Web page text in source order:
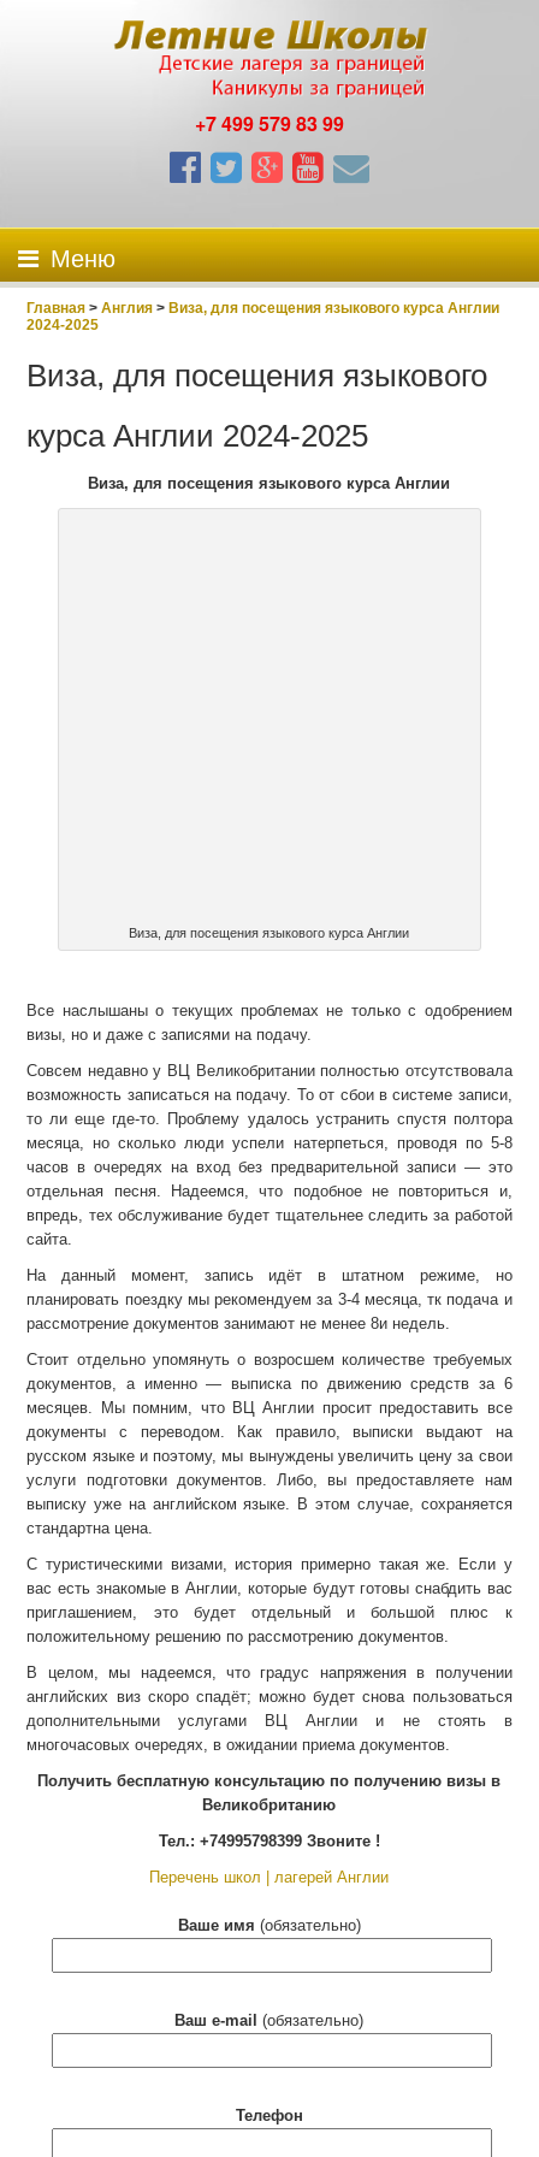
+7 499 579 83 99
Меню
Главная >Англия > Виза, для посещения языкового курса Англии
2024-2025
Виза, для посещения языкового
курса Англии 2024-2025
Виза, для посещения языкового курса Англии
Виза, для посещения языкового курса Англии
Все наслышаны о текущих проблемах не только с одобрением
визы, но и даже с записями на подачу.
Совсем недавно у ВЦ Великобритании полностью отсутствовала
возможность записаться на подачу. То от сбои в системе записи,
то ли еще где-то. Проблему удалось устранить спустя полтора
месяца, но сколько люди успели натерпеться, проводя по 5-8
часов в очередях на вход без предварительной записи — это
отдельная песня. Надеемся, что подобное не повториться и,
впредь, тех обслуживание будет тщательнее следить за работой
сайта.
На данный момент, запись идёт в штатном режиме, но
планировать поездку мы рекомендуем за 3-4 месяца, тк подача и
рассмотрение документов занимают не менее 8и недель.
Стоит отдельно упомянуть о возросшем количестве требуемых
документов, а именно — выписка по движению средств за 6
месяцев. Мы помним, что ВЦ Англии просит предоставить все
документы с переводом. Как правило, выписки выдают на
русском языке и поэтому, мы вынуждены увеличить цену за свои
услуги подготовки документов. Либо, вы предоставляете нам
выписку уже на английском языке. В этом случае, сохраняется
стандартна цена.
С туристическими визами, история примерно такая же. Если у
вас есть знакомые в Англии, которые будут готовы снабдить вас
приглашением, это будет отдельный и большой плюс к
положительному решению по рассмотрению документов.
В целом, мы надеемся, что градус напряжения в получении
английских виз скоро спадёт; можно будет снова пользоваться
дополнительными услугами ВЦ Англии и не стоять в
многочасовых очередях, в ожидании приема документов.
Получить бесплатную консультацию по получению визы в
Великобританию
Тел.: +74995798399 Звоните !
Перечень школ | лагерей Англии
Ваше имя (обязательно)
Ваш e-mail (обязательно)
Телефон